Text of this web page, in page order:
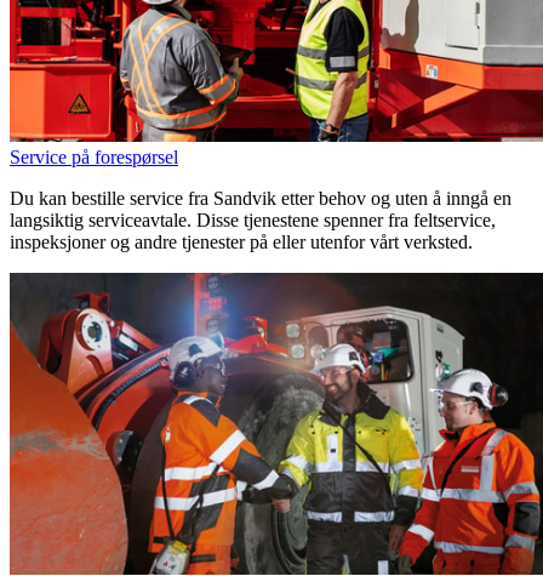
Service på forespørsel
Du kan bestille service fra Sandvik etter behov og uten å inngå en
langsiktig serviceavtale. Disse tjenestene spenner fra feltservice,
inspeksjoner og andre tjenester på eller utenfor vårt verksted.